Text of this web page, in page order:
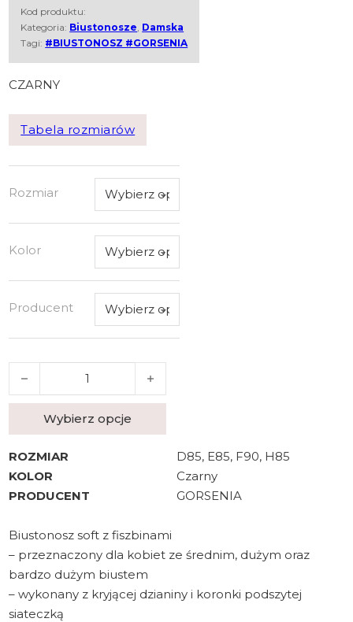
Kod produktu:
Kategoria: Biustonosze Damska
Tagi: #BIUSTONOSZ #GORSENIA
CZARNY
Tabela rozmiarów
Rozmiar
Kolor
Producent
ilość Biustonosz Gorsenia soft K 441/1 Luisse
Wybierz opcje
ROZMIAR
D85, E85, F90, H85
KOLOR
Czarny
PRODUCENT
GORSENIA
Biustonosz soft z fiszbinami
– przeznaczony dla kobiet ze średnim, dużym oraz
bardzo dużym biustem
– wykonany z kryjącej dzianiny i koronki podszytej
siateczką